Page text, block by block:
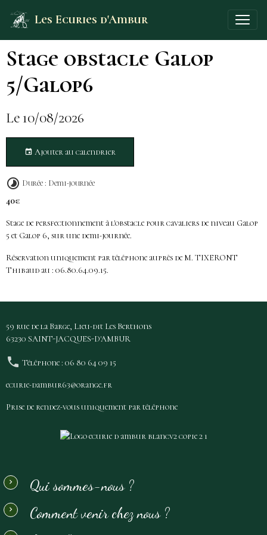
Les Ecuries d'Ambur
Stage obstacle Galop
5/Galop6
Le 10/08/2026
Ajouter au calendrier
Durée : Demi-journée
40€
Stage de persfectionnement à l'obstacle pour cavaliers de niveau Galop
5 et Galop 6, sur une demi-journée.
Réservation uniquement par téléphone auprès de M. TIXERONT
Thibaud au : 06.80.64.09.15.
59 rue de la Barge, Lieu-dit Les Berthons
63230 SAINT-JACQUES-D'AMBUR
Téléphone : 06 80 64 09 15
ecurie-dambur63@orange.fr
Prise de rendez-vous uniquement par téléphone
Qui sommes-nous ?
Comment venir chez nous ?